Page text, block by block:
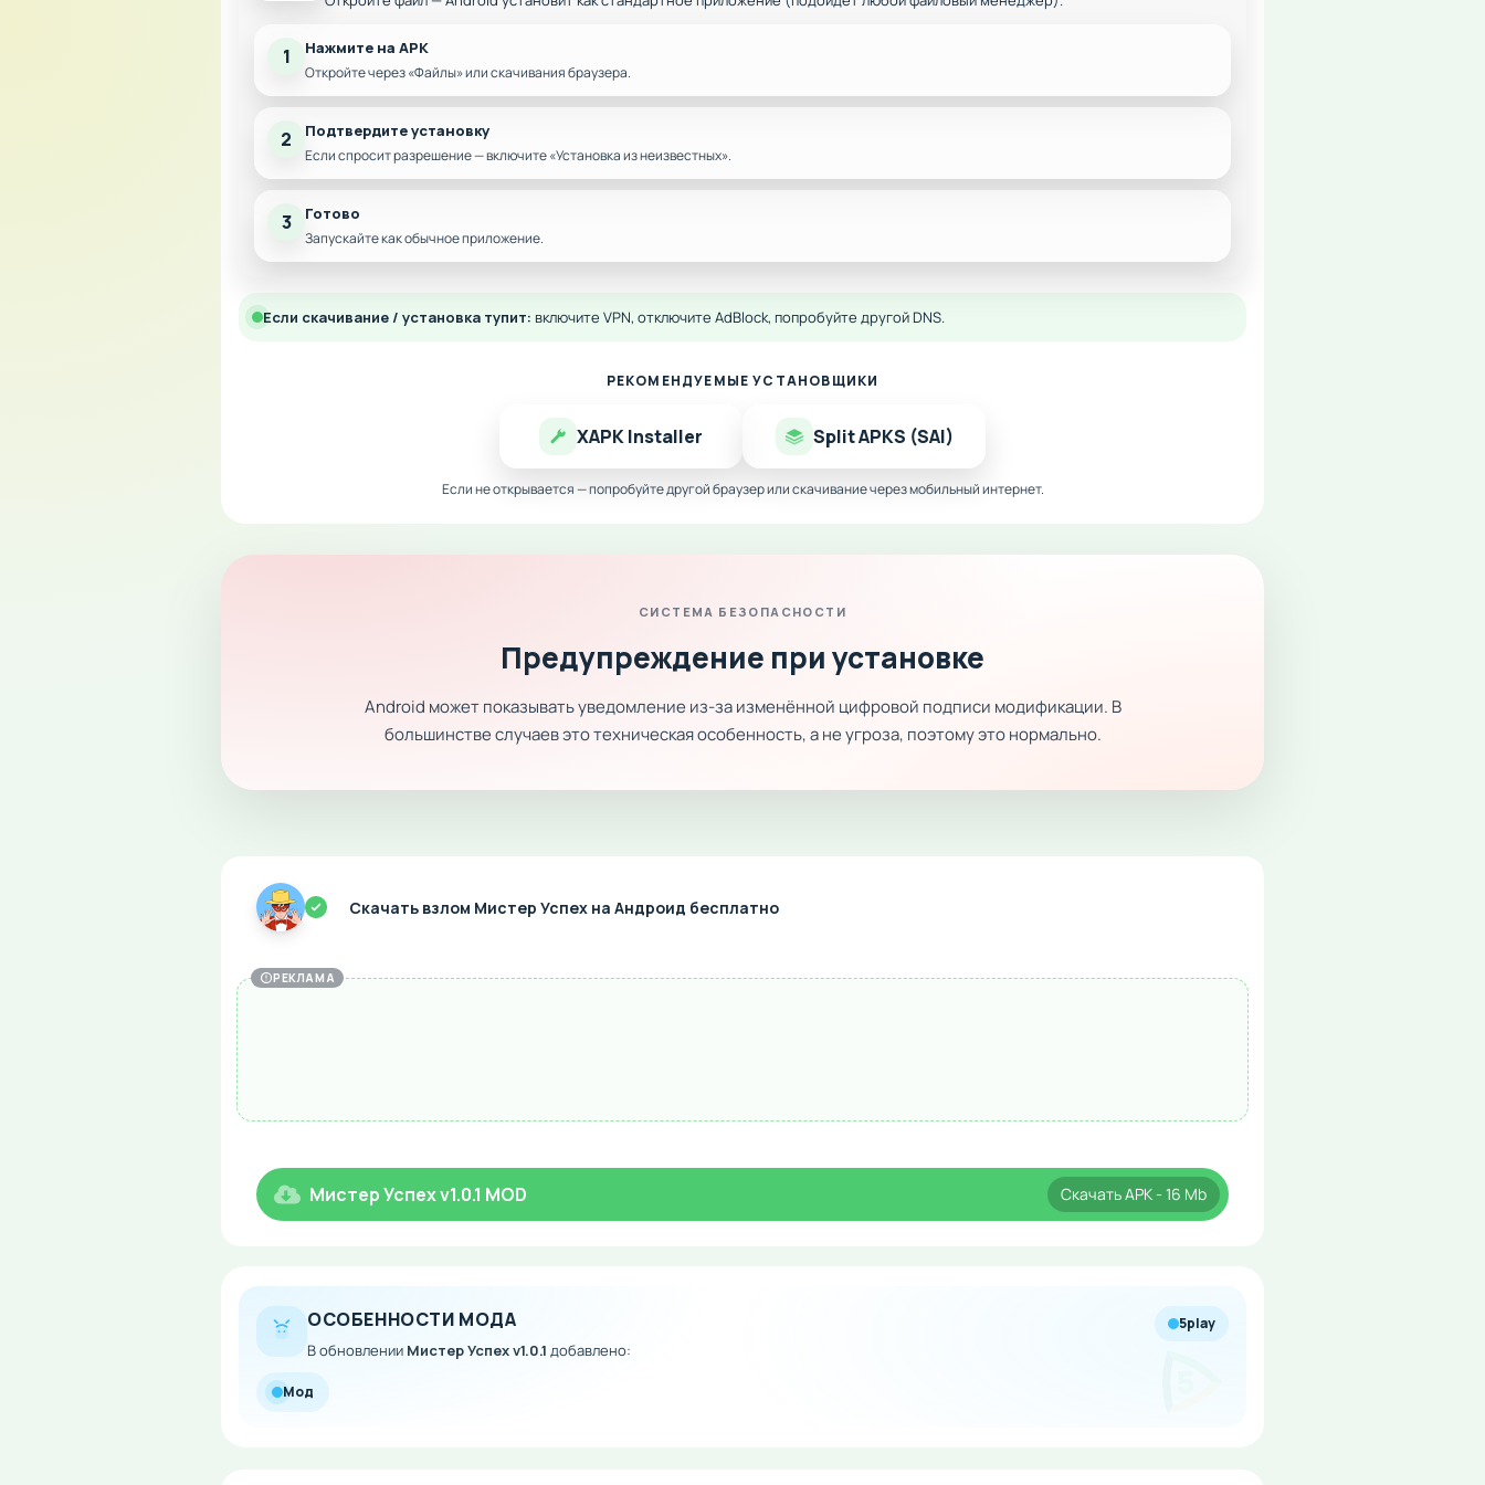
1 Нажмите на APK
Откройте через «Файлы» или скачивания браузера.
2 Подтвердите установку
Если спросит разрешение — включите «Установка из неизвестных».
3 Готово
Запускайте как обычное приложение.
Если скачивание / установка тупит: включите VPN, отключите AdBlock, попробуйте другой DNS.
РЕКОМЕНДУЕМЫЕ УСТАНОВЩИКИ
XAPK Installer Split APKS (SAI)
Если не открывается — попробуйте другой браузер или скачивание через мобильный интернет.
СИСТЕМА БЕЗОПАСНОСТИ
Предупреждение при установке
Android может показывать уведомление из-за изменённой цифровой подписи модификации. В
большинстве случаев это техническая особенность, а не угроза, поэтому это нормально.
Скачать взлом Мистер Успех на Андроид бесплатно
РЕКЛАМА
Мистер Успех v1.0.1 MOD СкачатьAPK- 16 Mb
ОСОБЕННОСТИ МОДА
В обновлении Мистер Успех v1.0.1 добавлено:
5play
Мод